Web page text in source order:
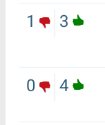
3
1
4
0